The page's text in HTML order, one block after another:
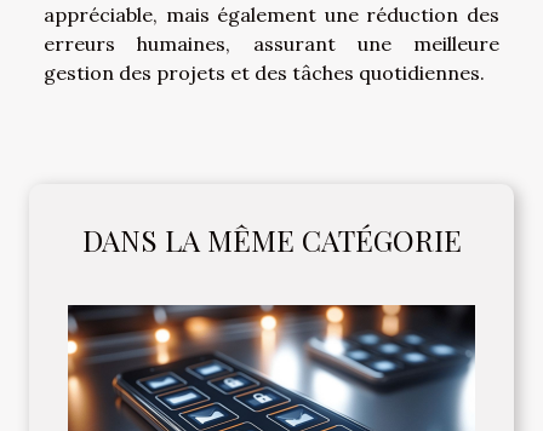
appréciable, mais également une réduction des
erreurs humaines, assurant une meilleure
gestion des projets et des tâches quotidiennes.
DANS LA MÊME CATÉGORIE